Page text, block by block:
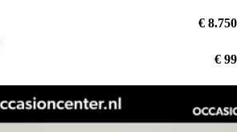
€ 8.750
€ 99